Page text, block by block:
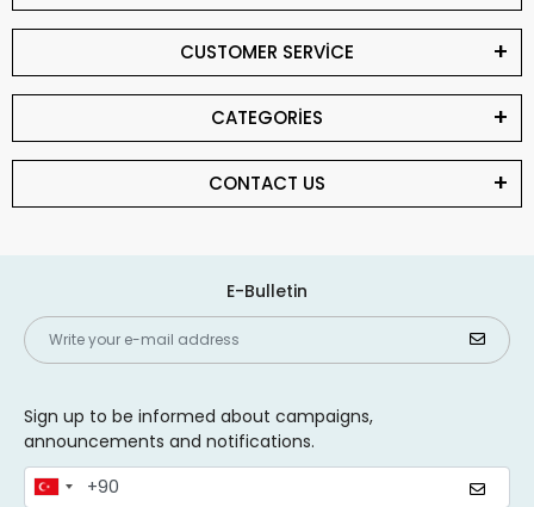
CUSTOMER SERVİCE
CATEGORİES
CONTACT US
E-Bulletin
Sign up to be informed about campaigns,
announcements and notifications.